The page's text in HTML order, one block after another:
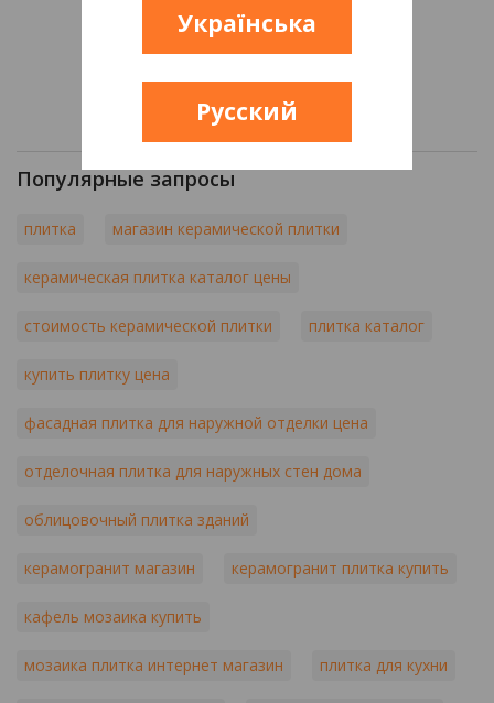
Популярные запросы
плитка магазин керамической плитки
керамическая плитка каталог цены
стоимость керамической плитки плитка каталог
купить плитку цена
фасадная плитка для наружной отделки цена
отделочная плитка для наружных стен дома
облицовочный плитка зданий
керамогранит магазин керамогранит плитка купить
кафель мозаика купить
мозаика плитка интернет магазин плитка для кухни
Українська
Русский